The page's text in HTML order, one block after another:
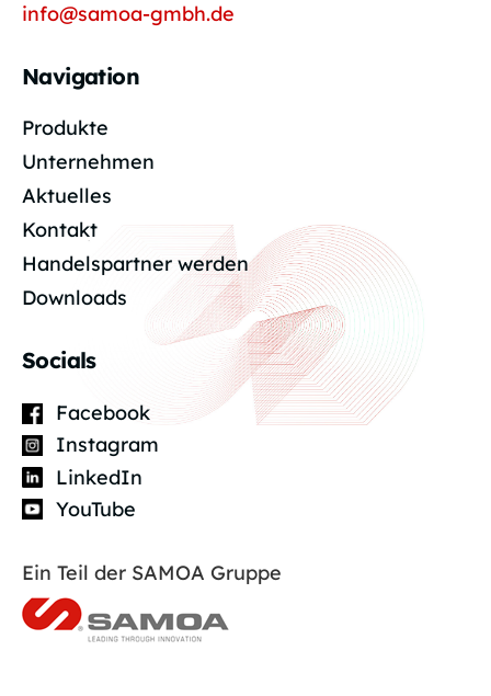
info@samoa-gmbh.de
Navigation
Produkte
Unternehmen
Aktuelles
Kontakt
Handelspartner werden
Downloads
Socials
Facebook
Instagram
LinkedIn
YouTube
Ein Teil der SAMOA Gruppe